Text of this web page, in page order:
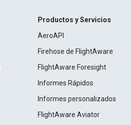
Productos y Servicios
AeroAPI
Firehose de FlightAware
FlightAware Foresight
Informes Rápidos
Informes personalizados
FlightAware Aviator